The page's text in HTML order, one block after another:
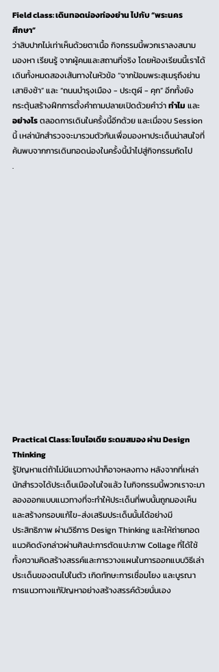
Field class: เดินทอดน่องท่องย่าน ไปกับ “พระนคร
ศึกษา”
ว่าสิบปากไม่เท่าเห็นด้วยตาเนื้อ กิจกรรมนี้พวกเราลงสนาม
มองหา เรียนรู้ จากผู้คนและสถานที่จริง โดยห้องเรียนนี้เราได้
เดินทั้งหมดสองเส้นทางในหัวข้อ “จากป้อมพระสุเมรุถึงย่าน
เสาชิงช้า” และ “ถนนบำรุงเมือง - ประตูผี - คุก” อีกทั้งยัง
กระตุ้นสร้างฝึกการตั้งคำถามปลายเปิดด้วยคำว่า ทำไม และ
อย่างไร ตลอดการเดินในครั้งนี้อีกด้วย และเมื่อจบ Session
นี้ เหล่านักสำรวจจะมารวมตัวกันเพื่อมองหาประเด็นน่าสนใจที่
ค้นพบจากการเดินทอดน่องในครั้งนี้นำไปสู่กิจกรรมถัดไป
.
Practical Class: โยนไอเดีย ระดมสมอง ผ่าน Design
Thinking
รู้ปัญหาแต่ถ้าไม่มีแนวทางนำก็อาจหลงทาง หลังจากที่เหล่า
นักสำรวจได้ประเด็นเมืองในใจแล้ว ในกิจกรรมนี้พวกเราจะมา
ลองออกแบบแนวทางที่จะทำให้ประเด็นที่พบนั้นถูกมองเห็น
และสร้างกรอบแก้ไข-ส่งเสริมประเด็นนั้นได้อย่างมี
ประสิทธิภาพ ผ่านวิธีการ Design Thinking และให้ถ่ายทอด
แนวคิดดังกล่าวผ่านศิลปะการตัดแปะภาพ Collage ที่ได้ใช้
ทั้งความคิดสร้างสรรค์และการวางแผนในการออกแบบวิธีเล่า
ประเด็นของตนไปในตัว เกิดทักษะการเชื่อมโยง และบูรณา
การแนวทางแก้ปัญหาอย่างสร้างสรรค์ด้วยนั่นเอง